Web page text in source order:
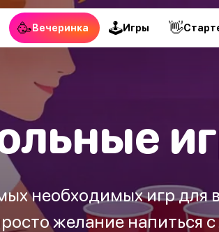
🥳Вечеринка 🕹Игры 👋
необходимых игр для
желание напиться